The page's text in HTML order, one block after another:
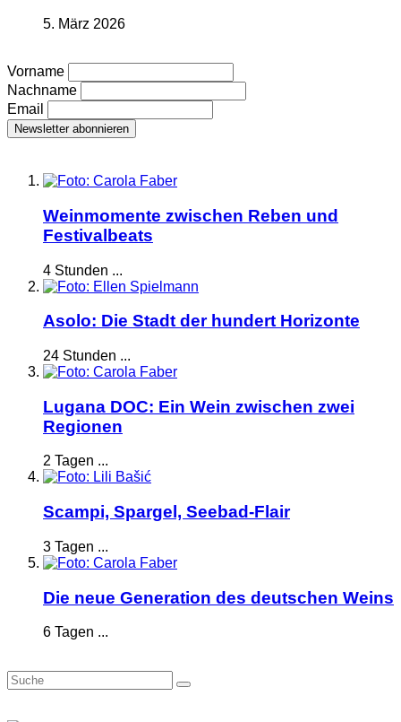
5. März 2026
Vorname
Nachname
Email
Weinmomente zwischen Reben und
Festivalbeats
4 Stunden ...
Asolo: Die Stadt der hundert Horizonte
24 Stunden ...
Lugana DOC: Ein Wein zwischen zwei
Regionen
2 Tagen ...
Scampi, Spargel, Seebad-Flair
3 Tagen ...
Die neue Generation des deutschen Weins
6 Tagen ...